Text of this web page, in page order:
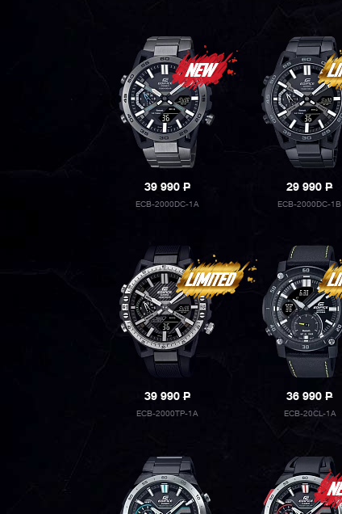
39 990P
ECB-2000DC-1A
29 990P
ECB-2000DC-1B
39 990P
ECB-2000TP-1A
36 990P
ECB-20CL-1A